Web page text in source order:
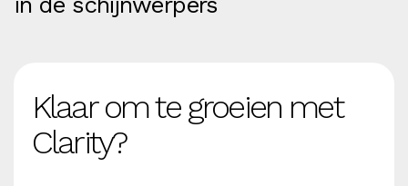
Klaar om te groeien met
Clarity?